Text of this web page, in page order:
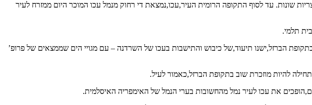
שונות. עד לסוף התקופה הרומית העיר,עכו,נמצאת די רחוק מנמל עכו המוכר היום ממזרח לעיר
תלמי.
בנמל עכו ובתקופת הברזל,ישנו תיעוד,של כיבוש והתישבות בעכו של השרדנה – עם מגויי הים שממצאים של פרופ’
להיות מוזכרת שוב בתקופת הברזל,כאמור לעיל.